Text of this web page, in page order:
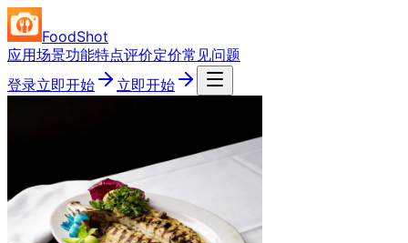
FoodShot
应用场景功能特点评价定价常见问题
登录立即开始 立即开始